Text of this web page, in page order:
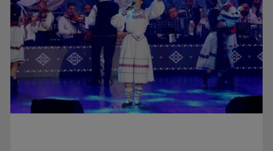
UNTOLD ONE, la Cluj-Napoca | VIDEO